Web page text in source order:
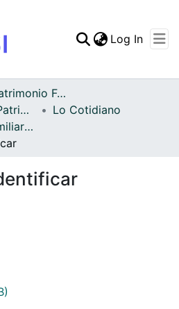
Statistics
Log In
Archivo del Patrimonio Fotográfico y Fílmico del Valle del Cauca
Fondo Archivo del Patrimonio Fotográfico y Fílmico del Valle del Cauca
Lo Cotidiano
APFFVC - Fotos Familiares - Patrimonial